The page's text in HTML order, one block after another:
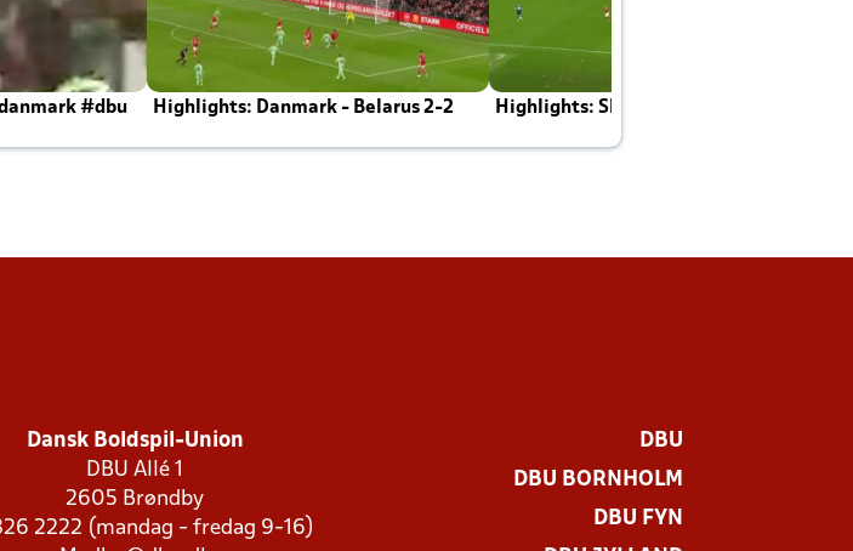
#dbu
Highlights: Danmark - Belarus 2-2 Highlights: Skotland - Danmark 4-2
Dansk Boldspil-Union
DBU Allé 1
2605 Brøndby
2222 (mandag - fredag 9-16)
DBU
DBU BORNHOLM
DBU FYN